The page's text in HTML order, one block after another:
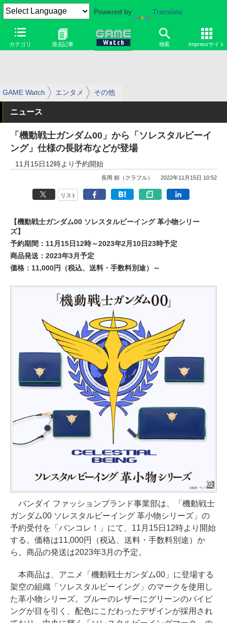
Powered by Translate
カテゴリ 過去記事 検索 Impressサイト
GAME Watch エンタメ その他
ニュース
「機動戦士ガンダム00」から「ソレスタルビーイ
ング」仕様の長財布などが登場
11月15日12時より予約開始
長岡 頼（クラフル） 2022年11月15日 10:52
リスト
【機動戦士ガンダム00 ソレスタルビーイング 革小物シリー
ズ】
予約期間：11月15日12時～2023年2月10日23時予定
商品発送：2023年3月予定
価格：11,000円（税込、送料・手数料別途）～
バンダイ ファッションブランド事業部は、「機動戦士
ガンダム00 ソレスタルビーイング 革小物シリーズ」の
予約受付を「バンコレ！」にて、11月15日12時より開始
する。価格は11,000円（税込、送料・手数料別途）か
ら。商品の発送は2023年3月の予定。
本商品は、アニメ「機動戦士ガンダム00」に登場する
架空の組織「ソレスタルビーイング」のマークを使用し
た革小物シリーズ。ブルーのレザーにグリーンのパイピ
ングが目を引く、配色にこだわったデザインが採用され